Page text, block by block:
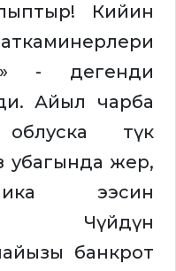
Кийин
- дегенди
Айыл чарба
түк
убагында жер,
ээсин
Чүйдүн
банкрот